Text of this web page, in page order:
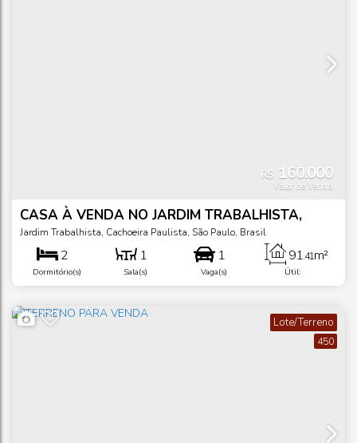
R$ 160.000
Valor de Venda
CASA À VENDA NO JARDIM TRABALHISTA,
CACHOEIRA PAULISTA/SP
Jardim Trabalhista, Cachoeira Paulista, São Paulo, Brasil
2
Dormitório(s)
1
Sala(s)
1
Vaga(s) Útil:
91.41m²
Terreno:
101 m²
Frente:
7 m
450
Lote/Terreno